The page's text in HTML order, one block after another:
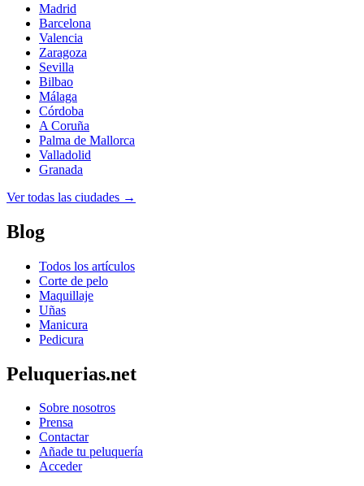
Madrid
Barcelona
Valencia
Zaragoza
Sevilla
Bilbao
Málaga
Córdoba
A Coruña
Palma de Mallorca
Valladolid
Granada
Ver todas las ciudades →
Blog
Todos los artículos
Corte de pelo
Maquillaje
Uñas
Manicura
Pedicura
Peluquerias.net
Sobre nosotros
Prensa
Contactar
Añade tu peluquería
Acceder